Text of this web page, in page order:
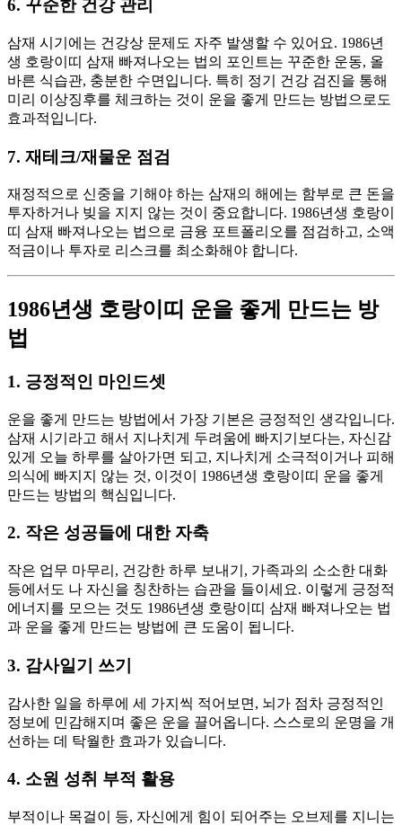
6. 꾸준한 건강 관리
삼재 시기에는 건강상 문제도 자주 발생할 수 있어요. 1986년
생 호랑이띠 삼재 빠져나오는 법의 포인트는 꾸준한 운동, 올
바른 식습관, 충분한 수면입니다. 특히 정기 건강 검진을 통해
미리 이상징후를 체크하는 것이 운을 좋게 만드는 방법으로도
효과적입니다.
7. 재테크/재물운 점검
재정적으로 신중을 기해야 하는 삼재의 해에는 함부로 큰 돈을
투자하거나 빚을 지지 않는 것이 중요합니다. 1986년생 호랑이
띠 삼재 빠져나오는 법으로 금융 포트폴리오를 점검하고, 소액
적금이나 투자로 리스크를 최소화해야 합니다.
1986년생 호랑이띠 운을 좋게 만드는 방
법
1. 긍정적인 마인드셋
운을 좋게 만드는 방법에서 가장 기본은 긍정적인 생각입니다.
삼재 시기라고 해서 지나치게 두려움에 빠지기보다는, 자신감
있게 오늘 하루를 살아가면 되고, 지나치게 소극적이거나 피해
의식에 빠지지 않는 것, 이것이 1986년생 호랑이띠 운을 좋게
만드는 방법의 핵심입니다.
2. 작은 성공들에 대한 자축
작은 업무 마무리, 건강한 하루 보내기, 가족과의 소소한 대화
등에서도 나 자신을 칭찬하는 습관을 들이세요. 이렇게 긍정적
에너지를 모으는 것도 1986년생 호랑이띠 삼재 빠져나오는 법
과 운을 좋게 만드는 방법에 큰 도움이 됩니다.
3. 감사일기 쓰기
감사한 일을 하루에 세 가지씩 적어보면, 뇌가 점차 긍정적인
정보에 민감해지며 좋은 운을 끌어옵니다. 스스로의 운명을 개
선하는 데 탁월한 효과가 있습니다.
4. 소원 성취 부적 활용
부적이나 목걸이 등, 자신에게 힘이 되어주는 오브제를 지니는